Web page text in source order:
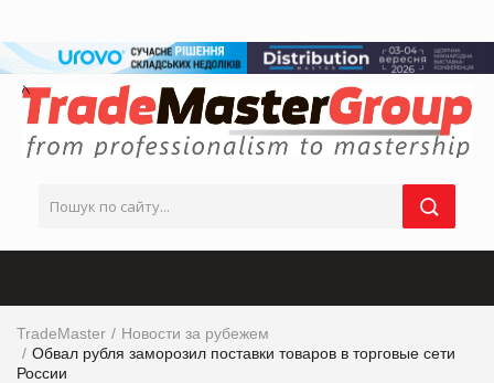
TradeMaster
Новости за рубежем
Обвал рубля заморозил поставки товаров в торговые сети
России